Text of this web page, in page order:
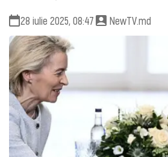
28 iulie 2025, 08:47 NewTV.md